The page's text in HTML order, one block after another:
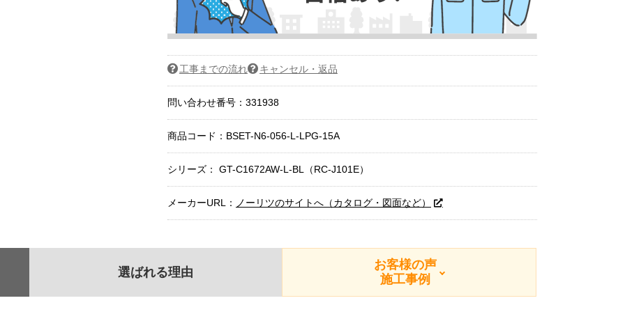
工事までの流れ キャンセル・返品
問い合わせ番号：331938
商品コード： BSET-N6-056-L-LPG-15A
シリーズ： GT-C1672AW-L-BL（RC-J101E）
メーカーURL： ノーリツのサイトへ（カタログ・図面など）
選ばれる理由
お客様の声
施工事例